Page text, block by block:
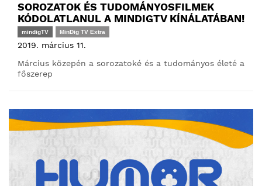
SOROZATOK ÉS TUDOMÁNYOSFILMEK
KÓDOLATLANUL A MINDIGTV KÍNÁLATÁBAN!
mindigTV MinDig TV Extra
2019. március 11.
Március közepén a sorozatoké és a tudományos életé a
főszerep